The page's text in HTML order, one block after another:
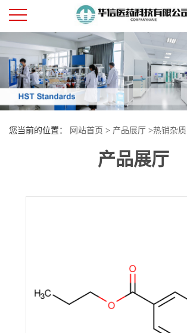
公
司
首
页
司
您当前的位置： 网站首页 > 产品展厅 >热销杂质
产品展厅